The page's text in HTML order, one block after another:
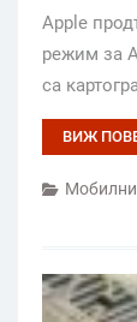
Apple
режим за
са
ВИЖ